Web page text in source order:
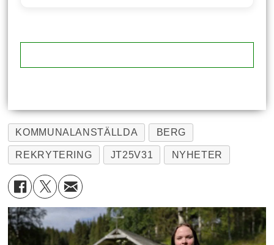
KOMMUNALANSTÄLLDA BERG
REKRYTERING JT25V31 NYHETER